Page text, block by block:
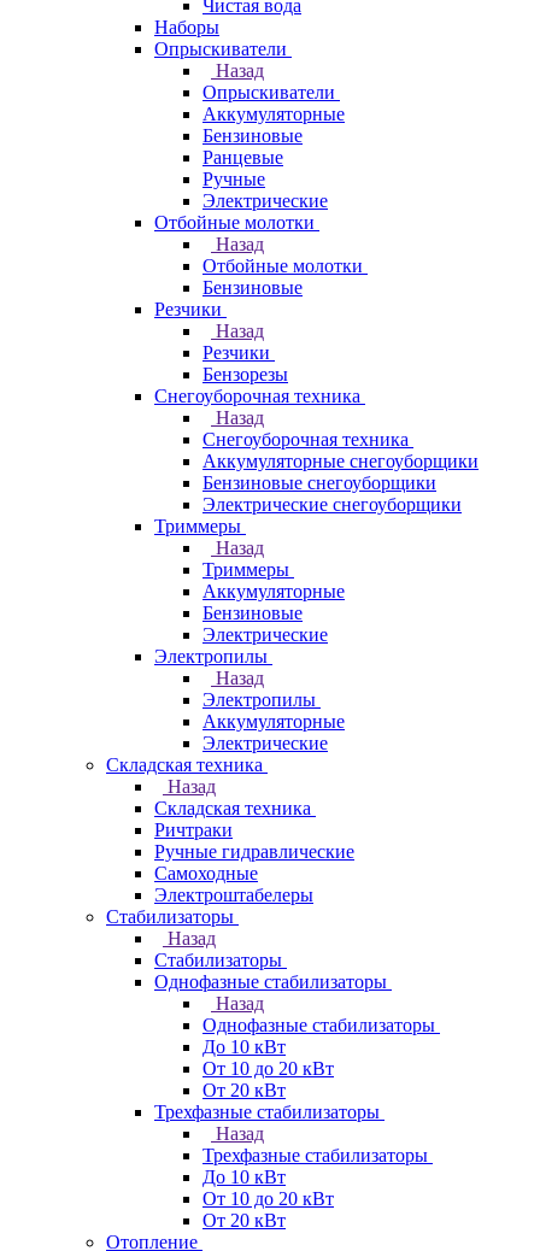
Чистая вода
Наборы
Опрыскиватели
Назад
Опрыскиватели
Аккумуляторные
Бензиновые
Ранцевые
Ручные
Электрические
Отбойные молотки
Назад
Отбойные молотки
Бензиновые
Резчики
Назад
Резчики
Бензорезы
Снегоуборочная техника
Назад
Снегоуборочная техника
Аккумуляторные снегоуборщики
Бензиновые снегоуборщики
Электрические снегоуборщики
Триммеры
Назад
Триммеры
Аккумуляторные
Бензиновые
Электрические
Электропилы
Назад
Электропилы
Аккумуляторные
Электрические
Складская техника
Назад
Складская техника
Ричтраки
Ручные гидравлические
Самоходные
Электроштабелеры
Стабилизаторы
Назад
Стабилизаторы
Однофазные стабилизаторы
Назад
Однофазные стабилизаторы
До 10 кВт
От 10 до 20 кВт
От 20 кВт
Трехфазные стабилизаторы
Назад
Трехфазные стабилизаторы
До 10 кВт
От 10 до 20 кВт
От 20 кВт
Отопление